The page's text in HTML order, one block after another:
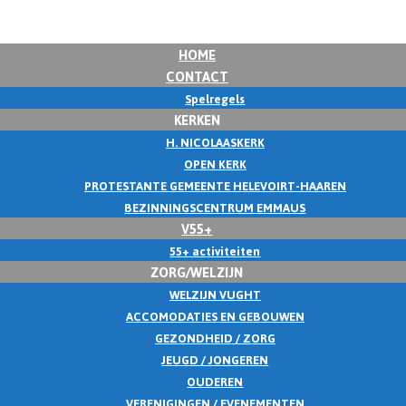
HOME
CONTACT
Spelregels
KERKEN
H. NICOLAASKERK
OPEN KERK
PROTESTANTE GEMEENTE HELEVOIRT-HAAREN
BEZINNINGSCENTRUM EMMAUS
V55+
55+ activiteiten
ZORG/WELZIJN
WELZIJN VUGHT
ACCOMODATIES EN GEBOUWEN
GEZONDHEID / ZORG
JEUGD / JONGEREN
OUDEREN